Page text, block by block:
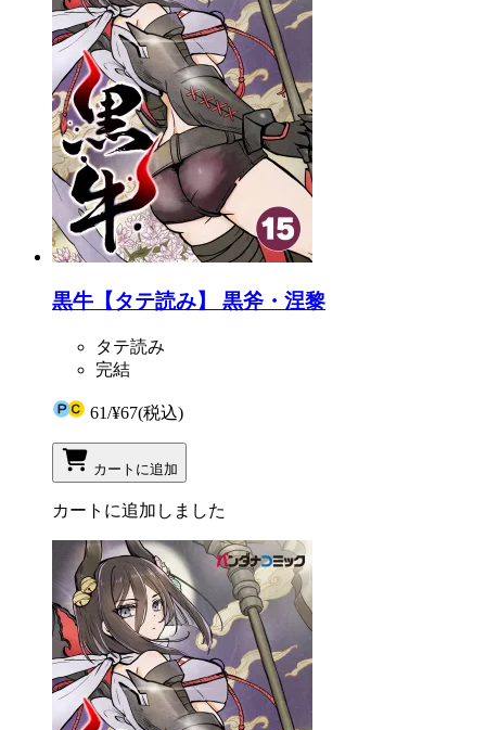
黒牛【タテ読み】 黒斧・涅黎
タテ読み
完結
61/¥67(税込)
カートに追加
カートに追加しました